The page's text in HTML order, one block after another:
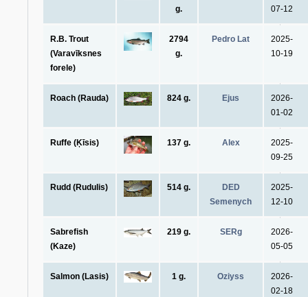
g.
07-12
R.B. Trout
(Varavīksnes
forele)
2794
g.
Pedro Lat
2025-
10-19
Roach (Rauda) 824 g. Ejus
2026-
01-02
Ruffe (Ķīsis) 137 g. Alex
2025-
09-25
Rudd (Rudulis) 514 g.
DED
Semenych
2025-
12-10
Sabrefish
(Kaze)
219 g. SERg
2026-
05-05
Salmon (Lasis) 1 g. Oziyss
2026-
02-18